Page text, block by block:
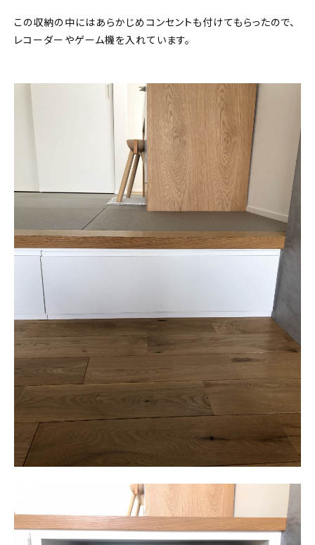
この収納の中にはあらかじめコンセントも付けてもらったので、
レコーダーやゲーム機を入れています。